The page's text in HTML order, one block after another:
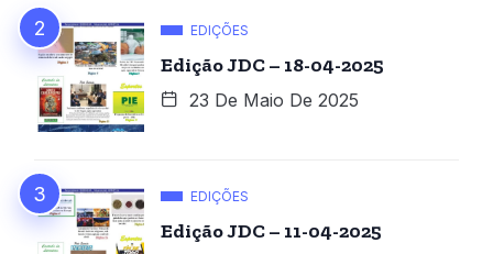
EDIÇÕES
Edição JDC – 18-04-2025
23 De Maio De 2025
EDIÇÕES
Edição JDC – 11-04-2025